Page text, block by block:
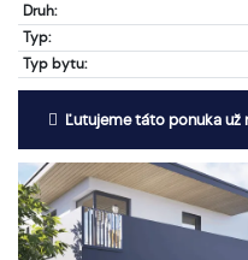
Druh:
Typ:
Typ bytu:
Ľutujeme táto ponuka už